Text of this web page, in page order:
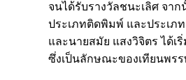
จนได้รับรางวัลชนะเลิศ จา
ประเภทติดพิมพ์ และประเ
และนายสมัย แสงวิจิตร ได้เ
ซึ่งเป็นลักษณะของเทียนพร